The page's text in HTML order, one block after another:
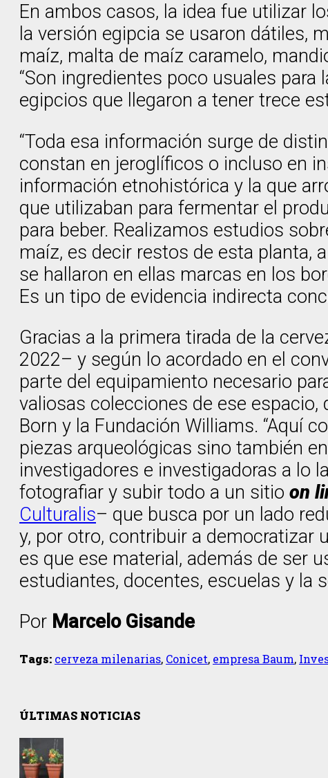
En ambos casos, la idea fue utilizar
la versión egipcia se usaron dátiles,
maíz, malta de maíz caramelo,
“Son ingredientes poco usuales
egipcios que llegaron a tener trece
“Toda esa información surge de
constan en jeroglíficos o incluso en
información etnohistórica y la que
que utilizaban para fermentar el
para beber. Realizamos estudios
maíz, es decir restos de esta planta,
se hallaron en ellas marcas en los
Es un tipo de evidencia indirecta
Gracias a la primera tirada de la
2022– y según lo acordado en el
parte del equipamiento necesario
valiosas colecciones de ese espacio,
Born y la Fundación Williams. “Aquí
piezas arqueológicas sino también
investigadores e investigadoras a lo
fotografiar y subir todo a un sitio on
Culturalis– que busca por un lado
y, por otro, contribuir a democratizar
es que ese material, además de ser
estudiantes, docentes, escuelas y la
Por Marcelo Gisande
Tags: cerveza milenarias, Conicet, empresa Baum,
ÚLTIMAS NOTICIAS